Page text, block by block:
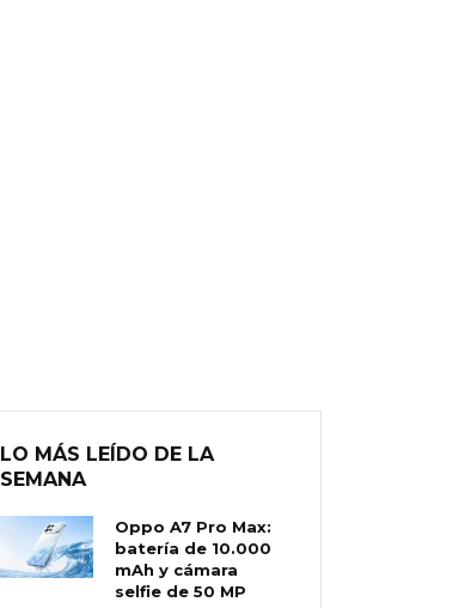
LO MÁS LEÍDO DE LA
SEMANA
Oppo A7 Pro Max:
batería de 10.000
mAh y cámara
selfie de 50 MP